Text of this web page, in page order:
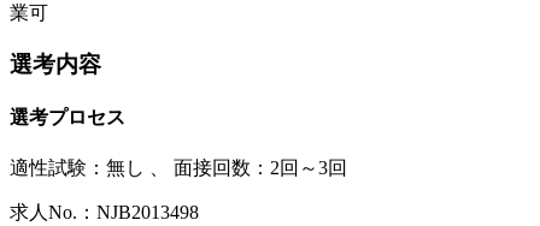
業可
選考内容
選考プロセス
適性試験： 無し 面接回数：2回～3回
求人No.：NJB2013498